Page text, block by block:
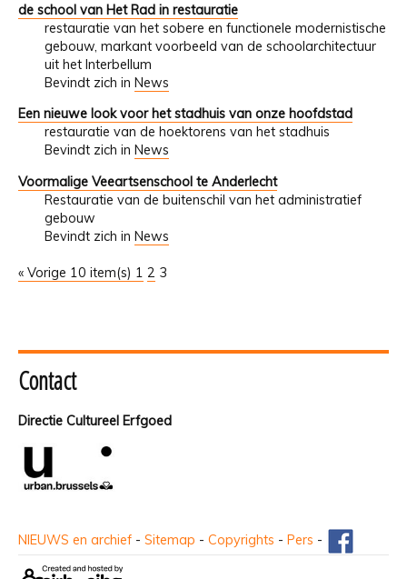
de school van Het Rad in restauratie
restauratie van het sobere en functionele modernistische
gebouw, markant voorbeeld van de schoolarchitectuur
uit het Interbellum
Bevindt zich in News
Een nieuwe look voor het stadhuis van onze hoofdstad
restauratie van de hoektorens van het stadhuis
Bevindt zich in News
Voormalige Veeartsenschool te Anderlecht
Restauratie van de buitenschil van het administratief
gebouw
Bevindt zich in News
« Vorige 10 item(s) 1 2 3
Contact
Directie Cultureel Erfgoed
NIEUWS en archief - Sitemap - Copyrights - Pers -